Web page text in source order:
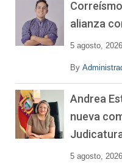
alianza
5 agosto, 2026
By
Andrea
nueva
5 agosto, 2026